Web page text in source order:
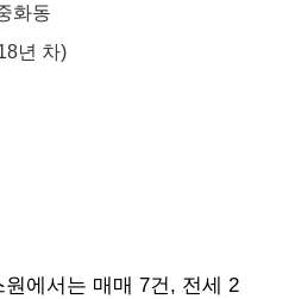
화동
년 차)
에서는 매매 7건, 전세 2